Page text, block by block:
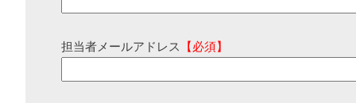
担当者メールアドレス 【必須】